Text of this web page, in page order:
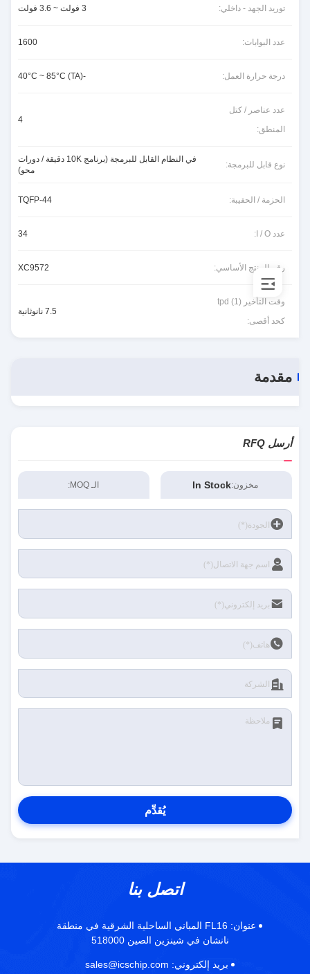
توريد الجهد - داخلي: 3 فولت ~ 3.6 فولت
عدد البوابات: 1600
درجة حرارة العمل: -40°C ~ 85°C (TA)
عدد عناصر / كتل
المنطق:
4
نوع قابل للبرمجة:
في النظام القابل للبرمجة (برنامج 10K دقيقة / دورات
محو)
الحزمة / الحقيبة: 44-TQFP
عدد I / O: 34
رقم المنتج الأساسي: XC9572
وقت التأخير tpd (1)
كحد أقصى:
7.5 نانوثانية
مقدمة
أرسل RFQ
مخزون:In Stock الـ MOQ:
يُقدِّم
اتصل بنا
عنوان:
FL16 المباني الساحلية الشرقية في منطقة
نانشان في شينزين الصين 518000
بريد إلكتروني: